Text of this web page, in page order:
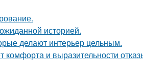
историей.
делают интерьер цельным.
и выразительности